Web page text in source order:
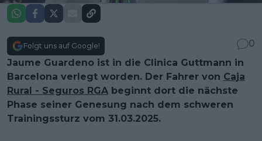
Folgt uns auf Google!
0
Jaume Guardeno ist in die Clinica Guttmann in
Barcelona verlegt worden. Der Fahrer von Caja
Rural - Seguros RGA beginnt dort die nächste
Phase seiner Genesung nach dem schweren
Trainingssturz vom 31.03.2025.